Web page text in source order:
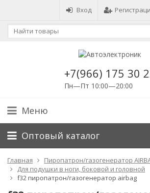
Вход
+7(966) 175 30
Пн—Пт 10:00—20:00
Меню
Оптовый каталог
Главная
Пиропатрон/газогенератор
Для подушки в ноги, боковой и головной
f32 пиропатрон/газогенератор airbag